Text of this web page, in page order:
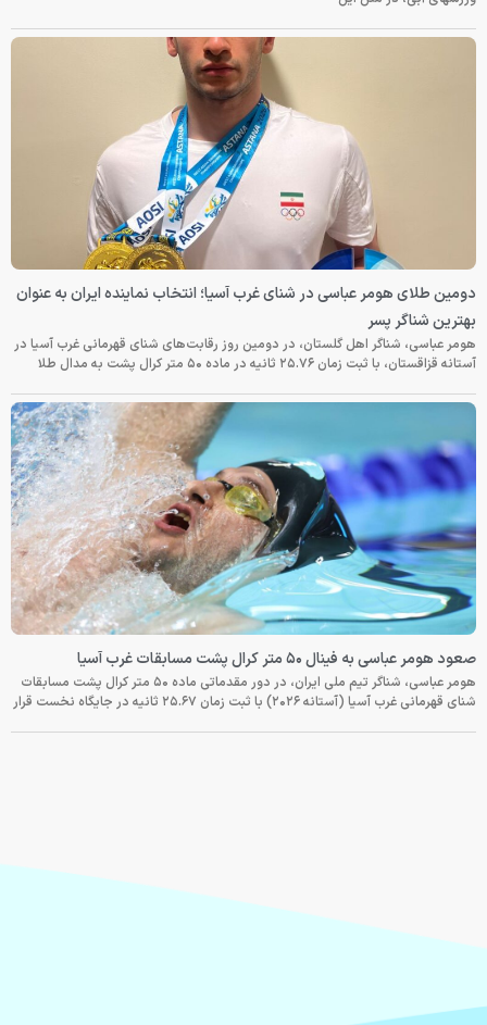
دومین طلای هومر عباسی در شنای غرب آسیا؛ انتخاب نماینده ایران به عنوان
بهترین شناگر پسر
هومر عباسی، شناگر اهل گلستان، در دومین روز رقابت‌های شنای قهرمانی غرب آسیا در
آستانه قزاقستان، با ثبت زمان ۲۵.۷۶ ثانیه در ماده ۵۰ متر کرال پشت به مدال طلا
صعود هومر عباسی به فینال ۵۰ متر کرال پشت مسابقات غرب آسیا
هومر عباسی، شناگر تیم ملی ایران، در دور مقدماتی ماده ۵۰ متر کرال پشت مسابقات
شنای قهرمانی غرب آسیا (آستانه ۲۰۲۶) با ثبت زمان ۲۵.۶۷ ثانیه در جایگاه نخست قرار